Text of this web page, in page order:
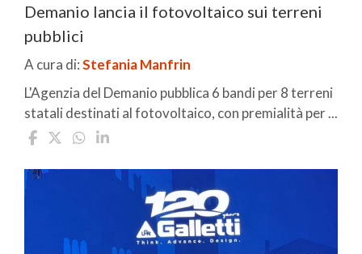
Demanio lancia il fotovoltaico sui terreni
pubblici
A cura di:Stefania Manfrin
L'Agenzia del Demanio pubblica 6 bandi per 8 terreni
statali destinati al fotovoltaico, con premialità per ...